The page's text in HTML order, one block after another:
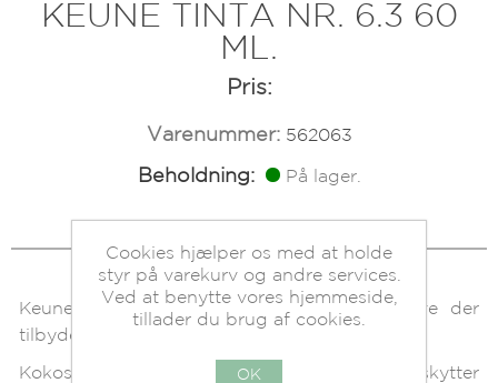
KEUNE TINTA NR. 6.3 60
ML.
Pris:
Varenummer: 562063
Beholdning: På lager.
Keune Tinta farve er en permanent hårfarve der
tilbyder 100% dækning af grå hår.
Kokosnød oliebaseret creme, som beskytter
Cookies hjælper os med at holde
styr på varekurv og andre services.
Ved at benytte vores hjemmeside,
tillader du brug af cookies.
OK